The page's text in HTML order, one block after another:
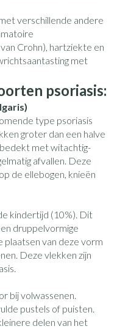
verschillende andere
Crohn), hartziekte en
met
psoriasis:
type psoriasis
groter dan een halve
met witachtig-
afvallen. Deze
de ellebogen, knieën
kindertijd (10%). Dit
druppelvormige
plaatsen van deze vorm
Deze vlekken zijn
bij volwassenen.
pustels of puisten.
delen van het